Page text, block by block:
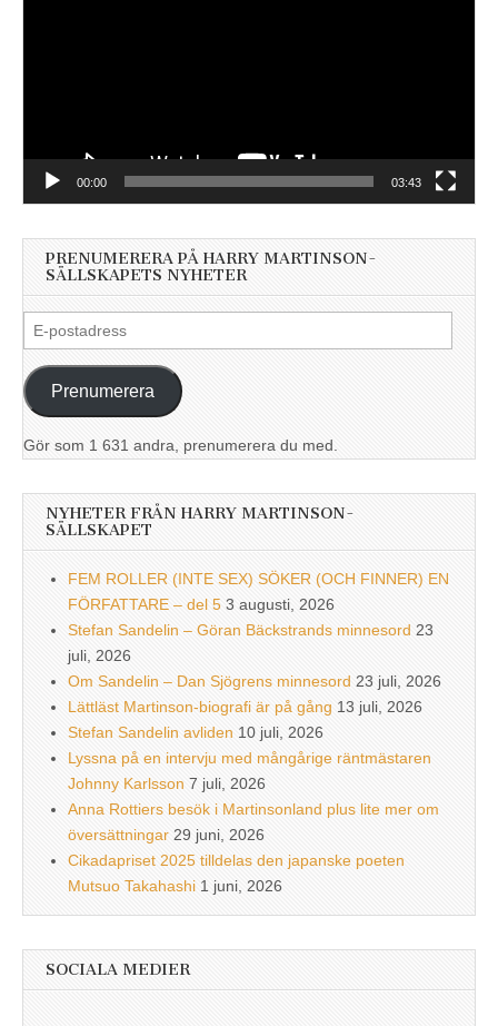
00:00 03:43
PRENUMERERA PÅ HARRY MARTINSON-
SÄLLSKAPETS NYHETER
E-
postadress
Prenumerera
Gör som 1 631 andra, prenumerera du med.
NYHETER FRÅN HARRY MARTINSON-
SÄLLSKAPET
FEM ROLLER (INTE SEX) SÖKER (OCH FINNER) EN
FÖRFATTARE – del 5 3 augusti, 2026
Stefan Sandelin – Göran Bäckstrands minnesord 23
juli, 2026
Om Sandelin – Dan Sjögrens minnesord 23 juli, 2026
Lättläst Martinson-biografi är på gång 13 juli, 2026
Stefan Sandelin avliden 10 juli, 2026
Lyssna på en intervju med mångårige räntmästaren
Johnny Karlsson 7 juli, 2026
Anna Rottiers besök i Martinsonland plus lite mer om
översättningar 29 juni, 2026
Cikadapriset 2025 tilldelas den japanske poeten
Mutsuo Takahashi 1 juni, 2026
SOCIALA MEDIER